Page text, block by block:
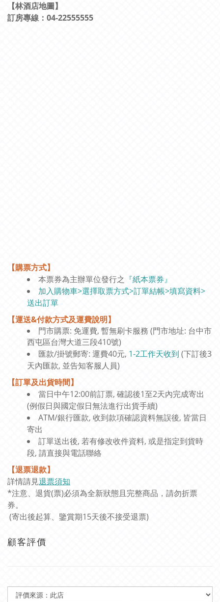
【林酒店地圖】
訂房專線：04-22555555
【購票方式】
本票券為主辦單位發行之 『紙本票券』
加入購物車>選擇取票方式>訂單結帳>填寫資料>
送出訂單
【運送&付款方式及運費說明】
門市購票: 免運費, 暫無刷卡服務 (門市地址: 台中市
西屯區台灣大道三段410號)
匯款/掛號郵寄: 運費40元, 1-2工作天收到 (下訂後3
天內匯款, 並告知客服人員)
【訂單及出貨時間】
當日中午12:00前訂票, 確認後1至2天內完成寄出
(例假日與國定假日無法進行出貨手續)
ATM/銀行匯款, 收到款項確認資料無誤後, 皆當日
寄出
訂單送出後, 若有修改收件資料, 或是指定到貨時
段, 請直接與電話聯絡
【退票退款】
詳情請見退票須知
*注意、退貨(票)必須為全新狀態且完整商品，請勿折票
券。
(寄出後起算、鑒賞期15天後不接受退票)
顧客評價